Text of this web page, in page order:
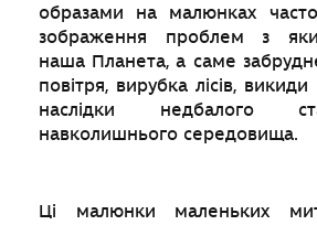
образами на малюнках
зображення проблем з
наша Планета, а саме
повітря, вирубка лісів, викиди
наслідки недбалого
навколишнього середовища.
Ці малюнки маленьких